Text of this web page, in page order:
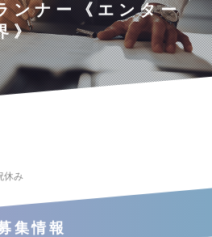
ンナー《エンター
》
休み
集情報